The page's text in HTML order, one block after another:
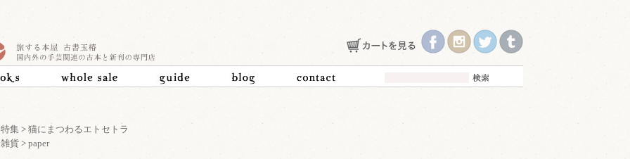
特集 > 猫にまつわるエトセトラ
雑貨 > paper